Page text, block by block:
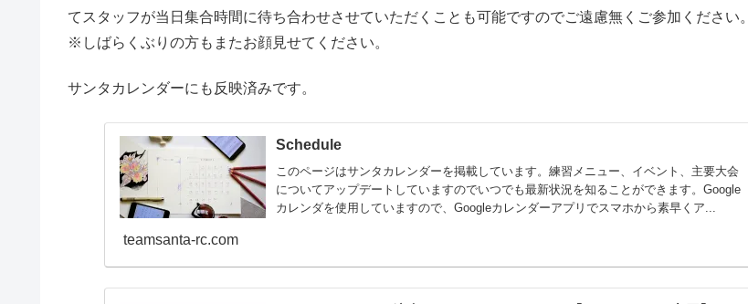
てスタッフが当日集合時間に待ち合わせさせていただくことも可能ですのでご遠慮無くご参加ください。
※しばらくぶりの方もまたお顔見せてください。
サンタカレンダーにも反映済みです。
Schedule
このページはサンタカレンダーを掲載しています。練習メニュー、イベント、主要大会
についてアップデートしていますのでいつでも最新状況を知ることができます。Google
カレンダを使用していますので、Googleカレンダーアプリでスマホから素早くア...
teamsanta-rc.com